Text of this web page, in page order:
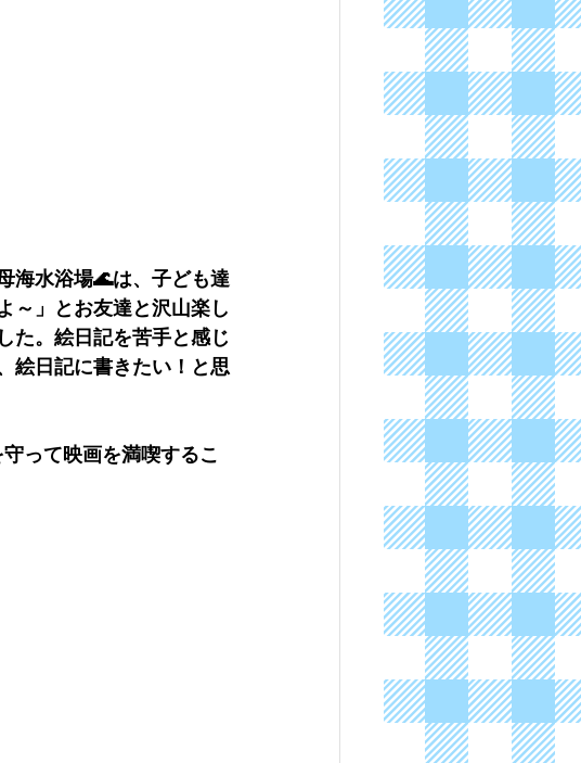
海水浴場🌊は、子ども達
～」とお友達と沢山楽し
た。絵日記を苦手と感じ
絵日記に書きたい！と思
って映画を満喫するこ